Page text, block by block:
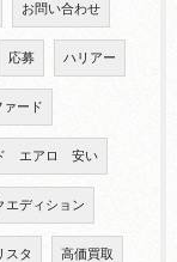
お問い合わせ
応募 ハリアー
ァード
ド エアロ 安い
エディション
スタ 高価買取